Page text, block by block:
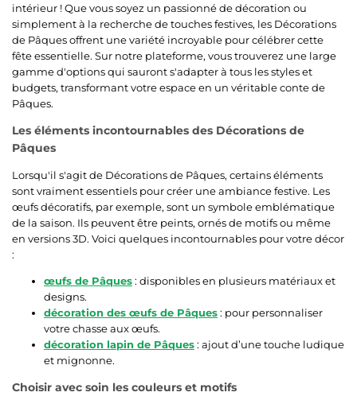
intérieur ! Que vous soyez un passionné de décoration ou
simplement à la recherche de touches festives, les Décorations
de Pâques offrent une variété incroyable pour célébrer cette
fête essentielle. Sur notre plateforme, vous trouverez une large
gamme d'options qui sauront s'adapter à tous les styles et
budgets, transformant votre espace en un véritable conte de
Pâques.
Les éléments incontournables des Décorations de
Pâques
Lorsqu'il s'agit de Décorations de Pâques, certains éléments
sont vraiment essentiels pour créer une ambiance festive. Les
œufs décoratifs, par exemple, sont un symbole emblématique
de la saison. Ils peuvent être peints, ornés de motifs ou même
en versions 3D. Voici quelques incontournables pour votre décor
:
œufs de Pâques: disponibles en plusieurs matériaux et
designs.
décoration des œufs de Pâques: pour personnaliser
votre chasse aux œufs.
décoration lapin de Pâques: ajout d’une touche ludique
et mignonne.
Choisir avec soin les couleurs et motifs